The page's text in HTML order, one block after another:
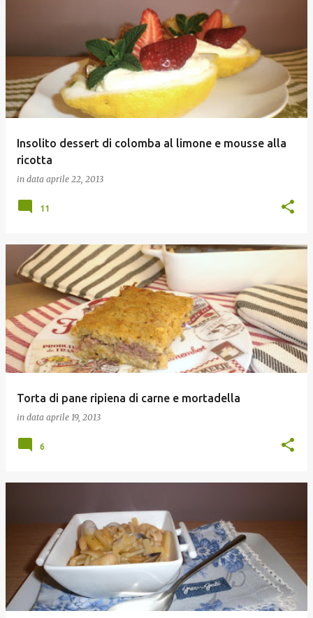
Insolito dessert di colomba al limone e mousse alla
ricotta
in data aprile 22, 2013
11
Torta di pane ripiena di carne e mortadella
in data aprile 19, 2013
6